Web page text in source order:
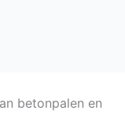
betonpalen en